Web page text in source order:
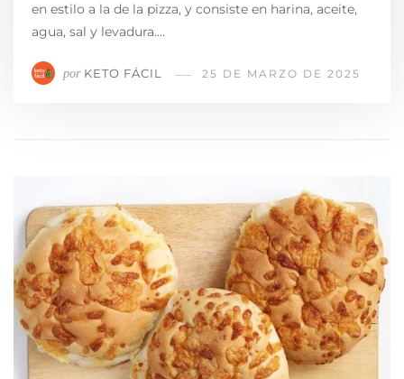
en estilo a la de la pizza, y consiste en harina, aceite,
agua, sal y levadura.…
por KETO FÁCIL 25 DE MARZO DE 2025